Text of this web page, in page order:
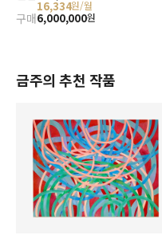
16,334원/월
구매6,000,000원
금주의 추천 작품